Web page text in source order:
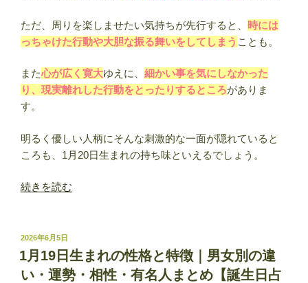
ただ、周りを楽しませたい気持ちが先行すると、 時には
っちゃけた行動や大胆な振る舞いをしてしまう ことも。
また心が広く寛大ゆえに、 細かい事を気にしなかった
り、現実離れした行動をとったりするところがありま
す。
明るく優しい人柄にそんな刺激的な一面が隠れていると
ころも、1月20日生まれの持ち味といえるでしょう。
“1
日
生
ま
続きを読む
投
稿
日:
2026年6月5日
1月19日生まれの性格と特徴｜男女別の違
い・運勢・相性・有名人まとめ【誕生日占